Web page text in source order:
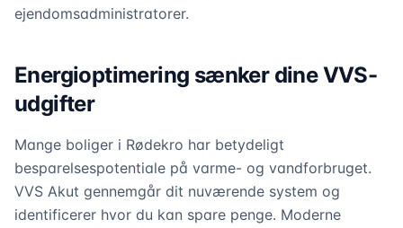
ejendomsadministratorer.
Energioptimering sænker dine VVS-
udgifter
Mange boliger i Rødekro har betydeligt
besparelsespotentiale på varme- og vandforbruget.
VVS Akut gennemgår dit nuværende system og
identificerer hvor du kan spare penge. Moderne